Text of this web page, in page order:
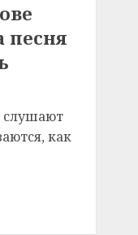
песня
слушают
как